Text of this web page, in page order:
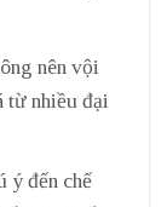
nên vội
từ nhiều đại
ý đến chế